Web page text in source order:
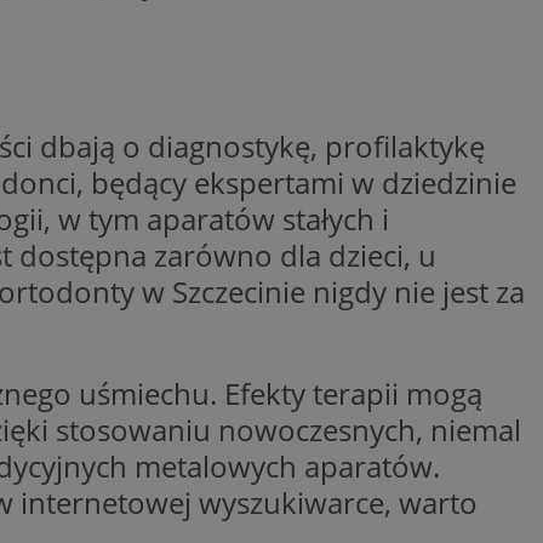
dbają o diagnostykę, profilaktykę
będący ekspertami w dziedzinie
w tym aparatów stałych i
dostępna zarówno dla dzieci, u
w Szczecinie nigdy nie jest za
uśmiechu. Efekty terapii mogą
stosowaniu nowoczesnych, niemal
metalowych aparatów.
internetowej wyszukiwarce, warto
strony
przez
pomagając
wydajność
do
dla
określone
skuteczności, a
reklam w
firmę
Można to
firmy Microsoft.
w wielu różnych
użytkowników.
sposób
oraz
(którego
przeglądarka
produktów
rzeczywistym od
używamy do